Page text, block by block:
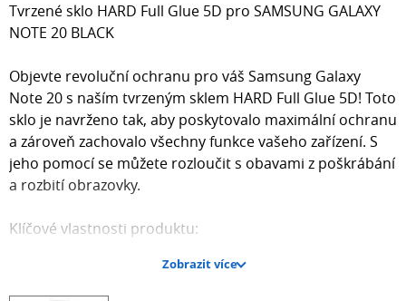
Tvrzené sklo HARD Full Glue 5D pro SAMSUNG GALAXY
NOTE 20 BLACK
Objevte revoluční ochranu pro váš Samsung Galaxy
Note 20 s naším tvrzeným sklem HARD Full Glue 5D! Toto
sklo je navrženo tak, aby poskytovalo maximální ochranu
a zároveň zachovalo všechny funkce vašeho zařízení. S
jeho pomocí se můžete rozloučit s obavami z poškrábání
a rozbití obrazovky.
Klíčové vlastnosti produktu:
Tvrdé sklo 2,5D: Efektivně chrání plochou část obrazovky
před rozbitím a poškrábáním.
Zobrazit více